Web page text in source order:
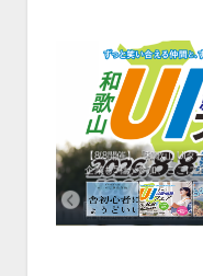
【8/8開催】「和歌山 UIタ
企業も5社が参加、ここに“